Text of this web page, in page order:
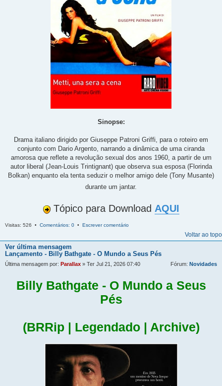
Sinopse:
Drama italiano dirigido por Giuseppe Patroni Griffi, para o roteiro em
conjunto com Dario Argento, narrando a dinâmica de uma ciranda
amorosa que reflete a revolução sexual dos anos 1960, a partir de um
autor liberal (Jean-Louis Trintignant) que observa sua esposa (Florinda
Bolkan) enquanto ela tenta seduzir o melhor amigo dele (Tony Musante)
durante um jantar.
Tópico para Download AQUI
Visitas: 526 • Comentários: 0 • Escrever comentário
Voltar ao topo
Ver última mensagem
Lançamento - Billy Bathgate - O Mundo a Seus Pés
Última mensagem por: Parallax » Ter Jul 21, 2026 07:40 Fórum: Novidades
Billy Bathgate - O Mundo a Seus
Pés
(BRRip | Legendado | Archive)